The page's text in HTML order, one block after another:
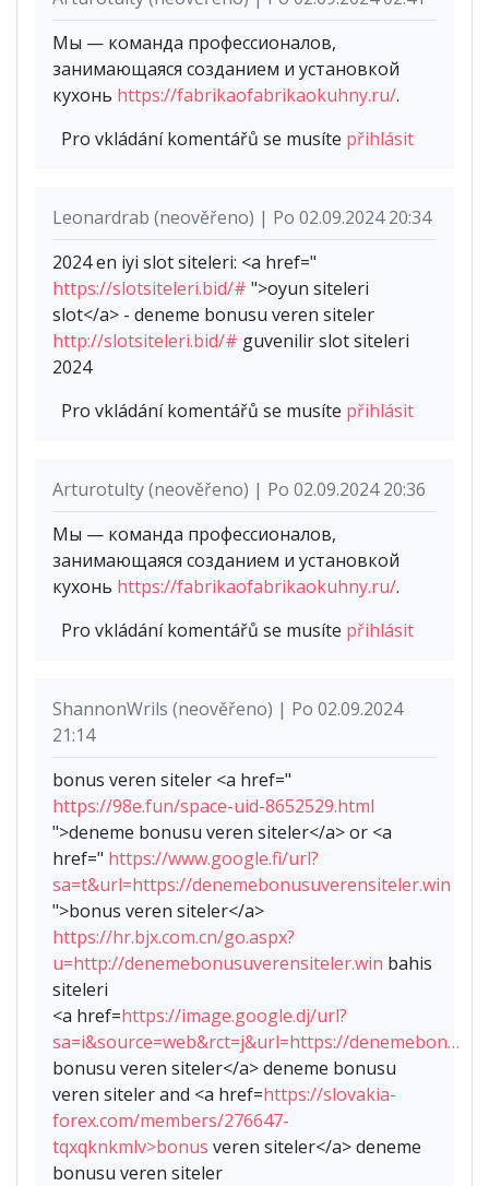
Мы — команда профессионалов,
занимающаяся созданием и установкой
кухонь https://fabrikaofabrikaokuhny.ru/.
Pro vkládání komentářů se musíte přihlásit
Leonardrab (neověřeno) | Po 02.09.2024 20:34
2024 en iyi slot siteleri: <a href="
https://slotsiteleri.bid/# ">oyun siteleri
slot</a> - deneme bonusu veren siteler
http://slotsiteleri.bid/# guvenilir slot siteleri
2024
Pro vkládání komentářů se musíte přihlásit
Arturotulty (neověřeno) | Po 02.09.2024 20:36
Мы — команда профессионалов,
занимающаяся созданием и установкой
кухонь https://fabrikaofabrikaokuhny.ru/.
Pro vkládání komentářů se musíte přihlásit
ShannonWrils (neověřeno) | Po 02.09.2024
21:14
bonus veren siteler <a href="
https://98e.fun/space-uid-8652529.html
">deneme bonusu veren siteler</a> or <a
href=" https://www.google.fi/url?
sa=t&url=https://denemebonusuverensiteler.win
">bonus veren siteler</a>
https://hr.bjx.com.cn/go.aspx?
u=http://denemebonusuverensiteler.win bahis
siteleri
<a href=https://image.google.dj/url?
sa=i&source=web&rct=j&url=https://denemebon…
bonusu veren siteler</a> deneme bonusu
veren siteler and <a href=https://slovakia-
forex.com/members/276647-
tqxqknkmlv>bonus veren siteler</a> deneme
bonusu veren siteler